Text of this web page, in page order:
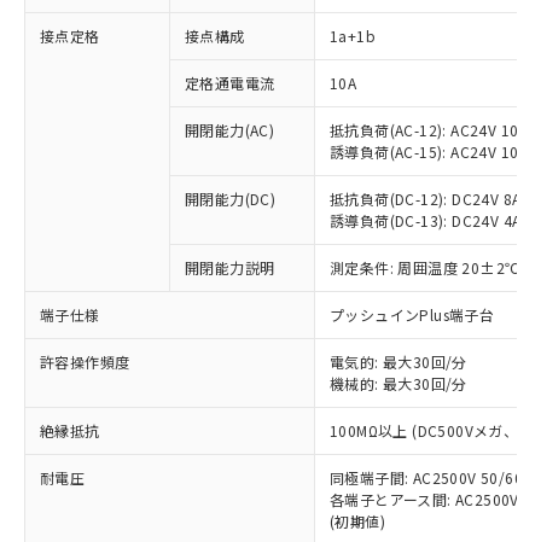
接点定格 接点構成 1a+1b
定格通電電流 10A
開閉能力(AC)
抵抗負荷(AC-12): AC24V 10A/
誘導負荷(AC-15): AC24V
開閉能力(DC)
抵抗負荷(DC-12): DC24V 8A/
誘導負荷(DC-13): DC24V 4A/
開閉能力説明 測定条件: 周囲温度 20±2℃、
端子仕様 プッシュインPlus端子台
許容操作頻度
電気的: 最大30回/分
機械的: 最大30回/分
絶縁抵抗 100MΩ以上 (DC500Vメガ、点
耐電圧
同極端子間: AC2500V 50/
各端子とアース間: AC2500V
(初期値)
ご利用条件
ご利用ください。
本サービスは、当社制御機器事業取扱
商品の当社在庫状況および標準価格
(税抜)を提供させていただくもので
当社制御機器事業取扱商品の中には、
本サービスの対象外となる商品もある
ことをご了承ください。
在庫状況および標準価格照会結果は、
対応済み：EU RoHS指令（10物質）の
非含有に対応した製品が提供可能な商品で
対応予定：EU RoHS指令（10物質）の非含
有に対応した製品に切り替える予定のある
対応予定なし：EU RoHS指令（10物質）の
非含有に非対応の商品で、対応品を出す予
定はありません。
調査・確認中：EU RoHS指令（10物質）の
非含有の対応状況を調査中または確認中の
害物質有無と関係のない商品です。
仕入先様の事情により、非含有部品として
いたものが、含有品と判明した場合などや
むを得ず変更することがあります。
※1 中国RoHS○×表
「○」：最大均質材料含有率が中国RoHSの
基準値以下であることを示します。
「×」：最大均質材料含有率が中国RoHSの
基準値を超えていることを示します。
「－」：未確認です。当社販売部門へお問
当社は、これら貴社製品のうち、外国
為替および外国貿易法に定める商品